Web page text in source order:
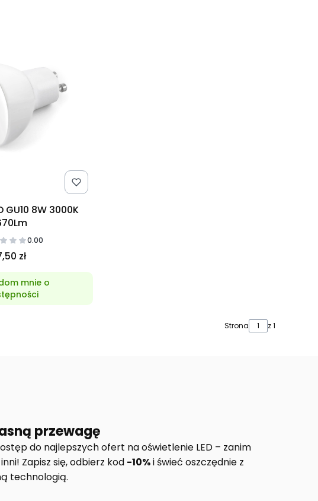
GU10 8W 3000K
0.00
zł
mnie o
Strona z 1
przewagę
do najlepszych ofert na oświetlenie LED – zanim
Zapisz się, odbierz kod -10%i świeć oszczędnie z
technologią.